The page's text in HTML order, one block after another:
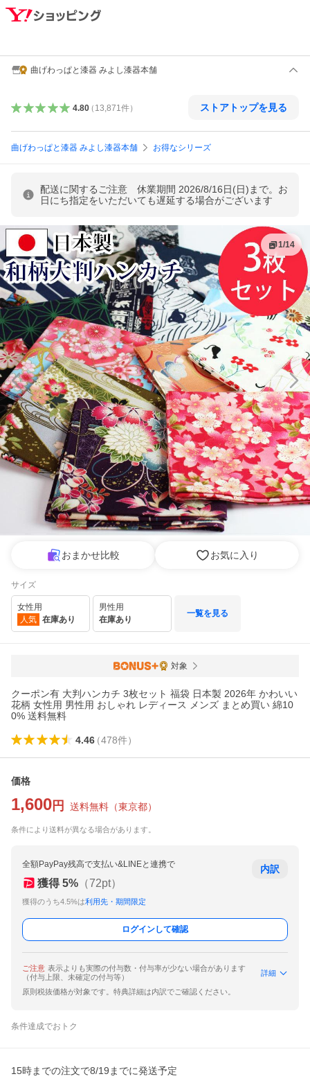
曲げわっぱと漆器 みよし漆器本舗
4.80（ 13,871件） ストアトップを見る
曲げわっぱと漆器 みよし漆器本舗 お得なシリーズ
配送に関するご注意 休業期間 2026/8/16日(日)まで。お
日にち指定をいただいても遅延する場合がございます
1/14
おまかせ比較 お気に入り
サイズ
女性用
人気 在庫あり
男性用
在庫あり
一覧を見る
対象
クーポン有 大判ハンカチ 3枚セット 福袋 日本製 2026年 かわいい
花柄 女性用 男性用 おしゃれ レディース メンズ まとめ買い 綿10
0% 送料無料
4.46（478件）
価格
1,600 円 送料無料 （東京都）
条件により送料が異なる場合があります。
全額PayPay残高で支払い&LINEと連携で
獲得 5% （72pt）
獲得のうち4.5%は利用先・期間限定
内訳
ログインして確認
ご注意 表示よりも実際の付与数・付与率が少ない場合があります
（付与上限、未確定の付与等）
詳細
原則税抜価格が対象です。特典詳細は内訳でご確認ください。
条件達成でおトク
15時までの注文で8/19までに発送予定